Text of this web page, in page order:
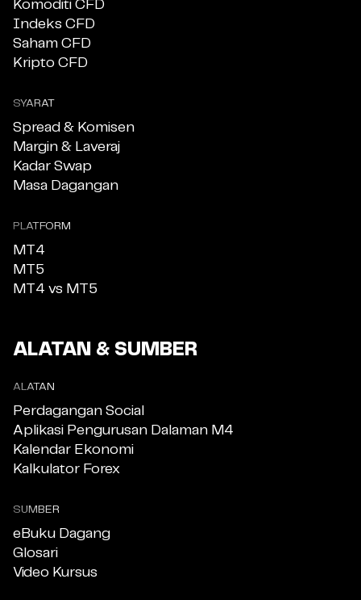
Komoditi CFD
Indeks CFD
Saham CFD
Kripto CFD
SYARAT
Spread & Komisen
Margin & Laveraj
Kadar Swap
Masa Dagangan
PLATFORM
MT4
MT5
MT4 vs MT5
ALATAN & SUMBER
ALATAN
Perdagangan Social
Aplikasi Pengurusan Dalaman M4
Kalendar Ekonomi
Kalkulator Forex
SUMBER
eBuku Dagang
Glosari
Video Kursus